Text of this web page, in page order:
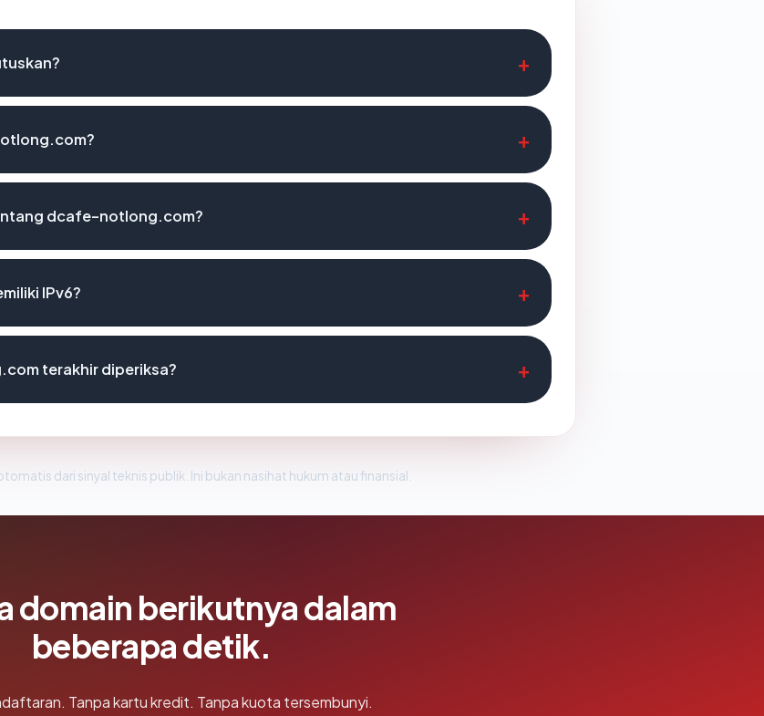
dcafe-notlong.com?
IPv6?
terakhir diperiksa?
dari sinyal teknis publik. Ini bukan nasihat hukum atau finansial.
domain berikutnya dalam
beberapa detik.
Tanpa kartu kredit. Tanpa kuota tersembunyi.